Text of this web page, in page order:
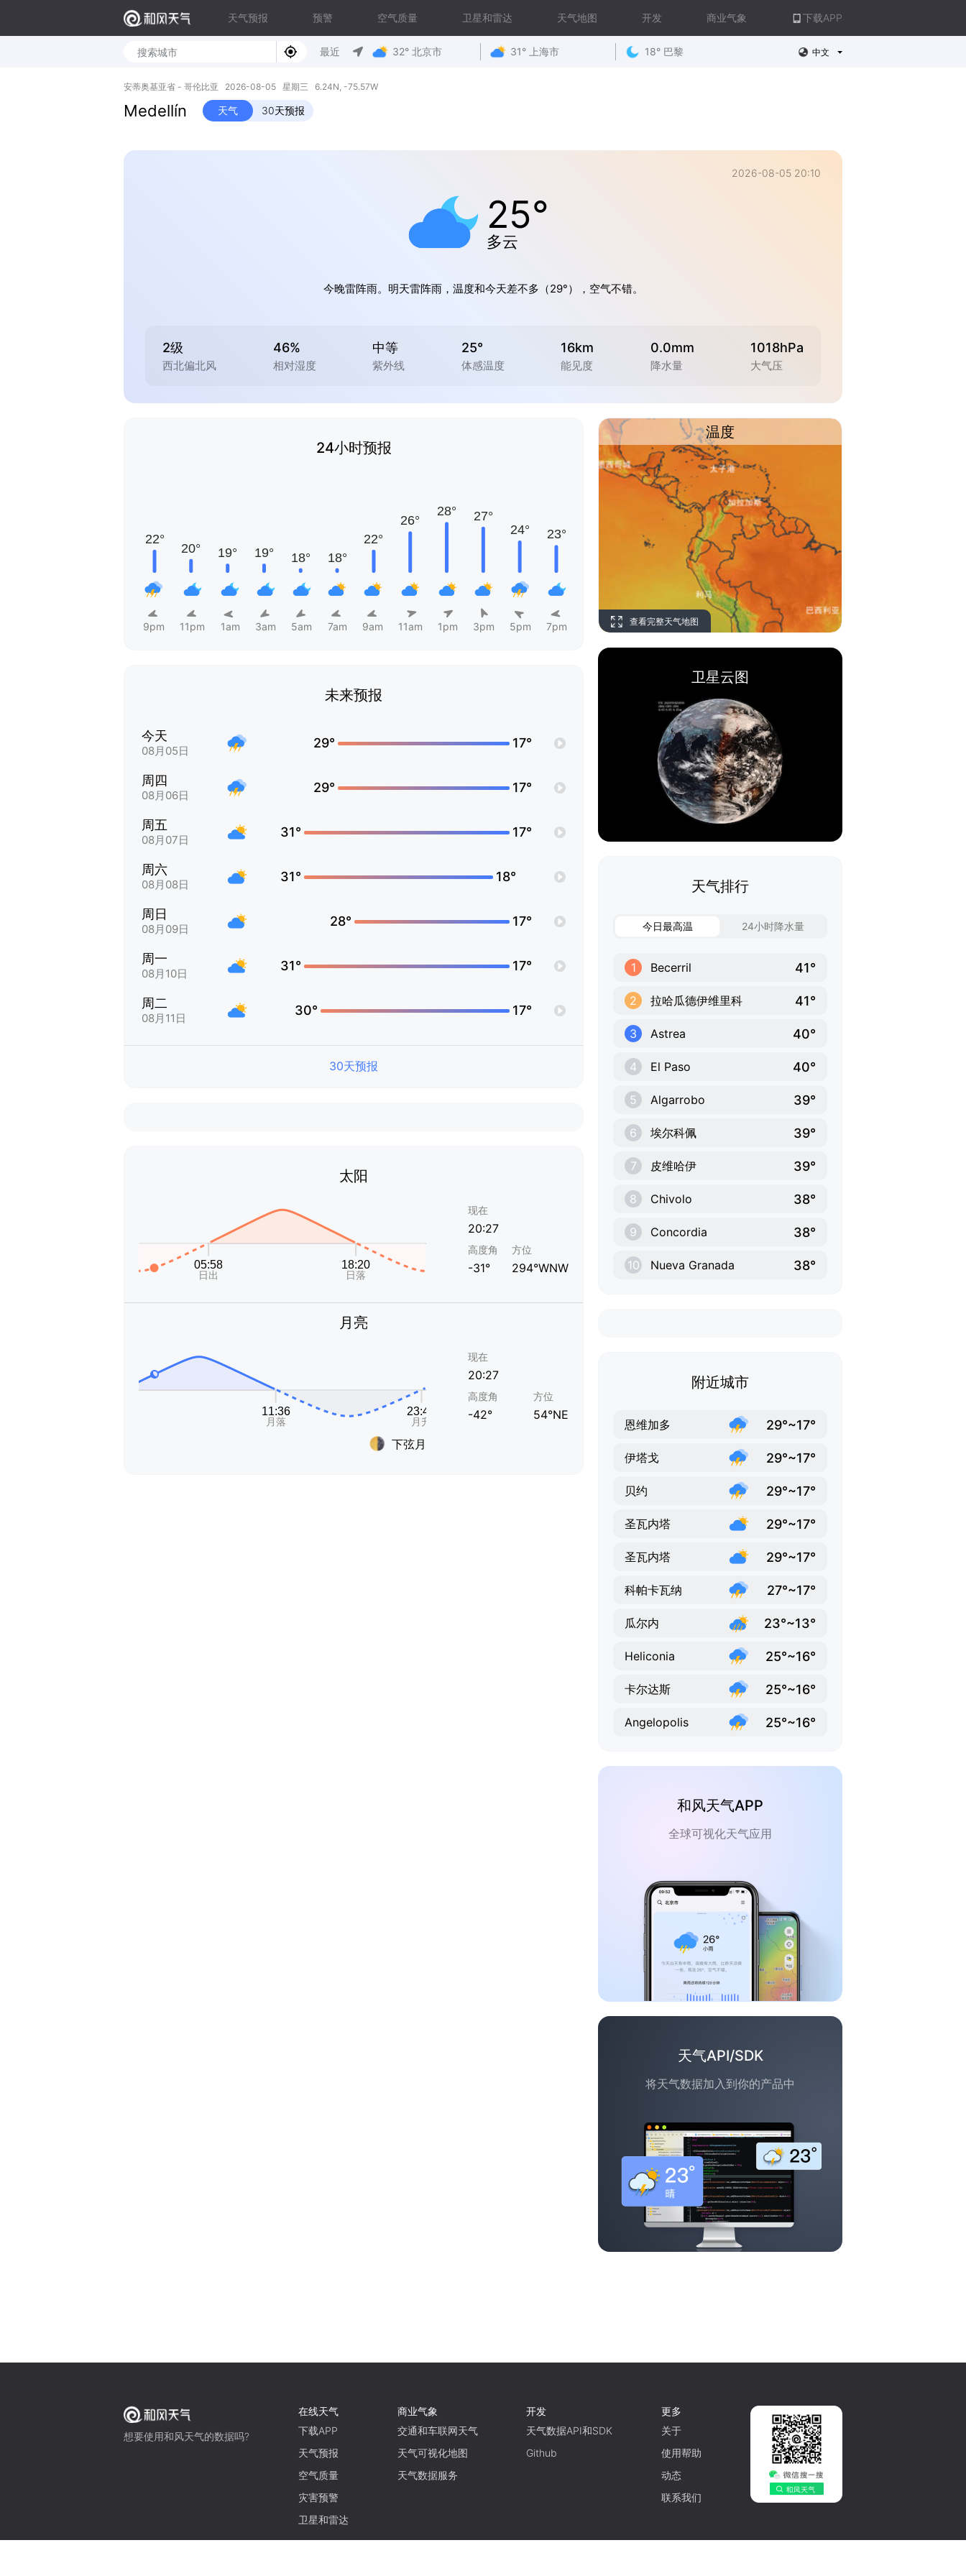
天气预报 预警 空气质量 卫星和雷达 天气地图 开发 商业气象 下载APP
最近 32° 北京市 31° 上海市 18° 巴黎 中文
安蒂奥基亚省 - 哥伦比亚 2026-08-05 星期三 6.24N, -75.57W
Medellín 天气 30天预报
2026-08-05 20:10
25°
多云
今晚雷阵雨。明天雷阵雨，温度和今天差不多（29°），空气不错。
2级
西北偏北风
46%
相对湿度
中等
紫外线
25°
体感温度
16km
能见度
0.0mm
降水量
1018hPa
大气压
24小时预报
9pm 11pm 1am 3am 5am 7am 9am 11am 1pm 3pm 5pm 7pm
未来预报
今天
08月05日
29° 17°
周四
08月06日
29° 17°
周五
08月07日
31° 17°
周六
08月08日
31° 18°
周日
08月09日
28° 17°
周一
08月10日
31° 17°
周二
08月11日
30° 17°
30天预报
太阳
现在
20:27
高度角
-31°
方位
294°WNW
月亮
下弦月
现在
20:27
高度角
-42°
方位
54°NE
温度
查看完整天气地图
卫星云图
天气排行
今日最高温 24小时降水量
1 Becerril 41°
2 拉哈瓜德伊维里科 41°
3 Astrea 40°
4 El Paso 40°
5 Algarrobo 39°
6 埃尔科佩 39°
7 皮维哈伊 39°
8 Chivolo 38°
9 Concordia 38°
10 Nueva Granada 38°
附近城市
恩维加多 29°~17°
伊塔戈 29°~17°
贝约 29°~17°
圣瓦内塔 29°~17°
圣瓦内塔 29°~17°
科帕卡瓦纳 27°~17°
瓜尔内 23°~13°
Heliconia 25°~16°
卡尔达斯 25°~16°
Angelopolis 25°~16°
和风天气APP
全球可视化天气应用
天气API/SDK
将天气数据加入到你的产品中
想要使用和风天气的数据吗?
在线天气
下载APP
天气预报
空气质量
灾害预警
卫星和雷达
商业气象
交通和车联网天气
天气可视化地图
天气数据服务
开发
天气数据API和SDK
Github
更多
关于
使用帮助
动态
联系我们